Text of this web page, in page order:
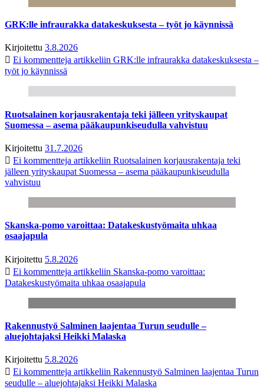
GRK:lle infraurakka datakeskuksesta – työt jo käynnissä
Kirjoitettu 3.8.2026
Ei kommentteja artikkeliin GRK:lle infraurakka datakeskuksesta –
työt jo käynnissä
Ruotsalainen korjausrakentaja teki jälleen yrityskaupat
Suomessa – asema pääkaupunkiseudulla vahvistuu
Kirjoitettu 31.7.2026
Ei kommentteja artikkeliin Ruotsalainen korjausrakentaja teki
jälleen yrityskaupat Suomessa – asema pääkaupunkiseudulla
vahvistuu
Skanska-pomo varoittaa: Datakeskustyömaita uhkaa
osaajapula
Kirjoitettu 5.8.2026
Ei kommentteja artikkeliin Skanska-pomo varoittaa:
Datakeskustyömaita uhkaa osaajapula
Rakennustyö Salminen laajentaa Turun seudulle –
aluejohtajaksi Heikki Malaska
Kirjoitettu 5.8.2026
Ei kommentteja artikkeliin Rakennustyö Salminen laajentaa Turun
seudulle – aluejohtajaksi Heikki Malaska